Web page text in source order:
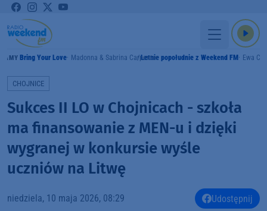
Bring Your Love Madonna & Sabrina CarpenterLetnie popołudnie z Weekend FM Ewa
CHOJNICE
Sukces II LO w Chojnicach - szkoła
ma finansowanie z MEN-u i dzięki
wygranej w konkursie wyśle
uczniów na Litwę
niedziela, 10 maja 2026, 08:29 Udostępnij